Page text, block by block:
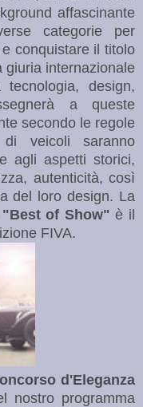
affascinante
categorie per
conquistare il titolo
giuria internazionale
design,
a queste
secondo le regole
veicoli saranno
agli aspetti storici,
autenticità, così
del loro design. La
"Best of Show"è il
FIVA.
d'Eleganza
nostro programma